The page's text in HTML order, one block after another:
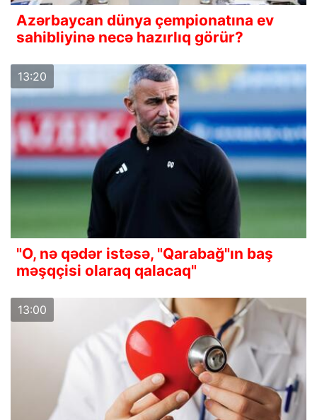
Azərbaycan dünya çempionatına ev
sahibliyinə necə hazırlıq görür?
13:20
"O, nə qədər istəsə, "Qarabağ"ın baş
məşqçisi olaraq qalacaq"
13:00